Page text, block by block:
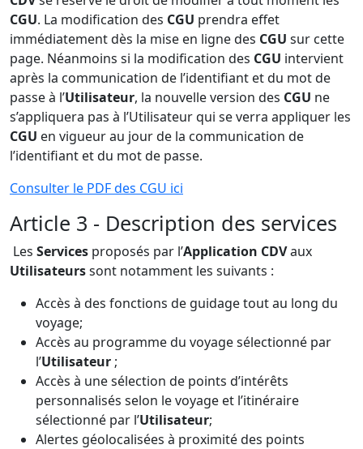
CGU. La modification des CGU prendra effet
immédiatement dès la mise en ligne des CGU sur cette
page. Néanmoins si la modification des CGU intervient
après la communication de l’identifiant et du mot de
passe à l’Utilisateur, la nouvelle version des CGU ne
s’appliquera pas à l’Utilisateur qui se verra appliquer les
CGU en vigueur au jour de la communication de
l’identifiant et du mot de passe.
Consulter le PDF des CGU ici
Article 3 - Description des services
Les Services proposés par l’Application CDVaux
Utilisateurssont notamment les suivants :
Accès à des fonctions de guidage tout au long du
voyage;
Accès au programme du voyage sélectionné par
l’Utilisateur ;
Accès à une sélection de points d’intérêts
personnalisés selon le voyage et l’itinéraire
sélectionné par l’Utilisateur;
Alertes géolocalisées à proximité des points